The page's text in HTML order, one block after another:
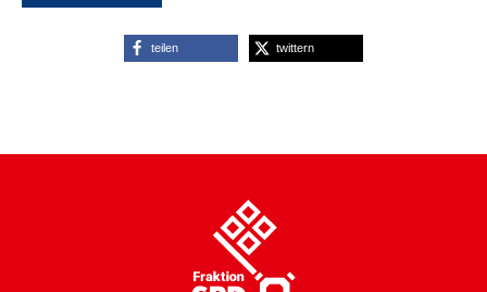
teilen twittern